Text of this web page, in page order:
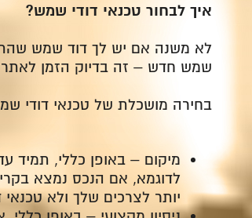
איך לבחור טכנאי דודי שמש?
לא משנה אם יש לך דוד שמש
שמש חדש – זה בדיוק הזמן לאתר
בחירה מושכלת של טכנאי דודי
מיקום – באופן כללי, תמיד
לדוגמא, אם הנכס נמצא
יותר לצרכים שלך ולא